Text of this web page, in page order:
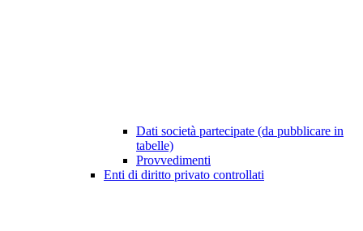
Dati società partecipate (da pubblicare in
tabelle)
Provvedimenti
Enti di diritto privato controllati